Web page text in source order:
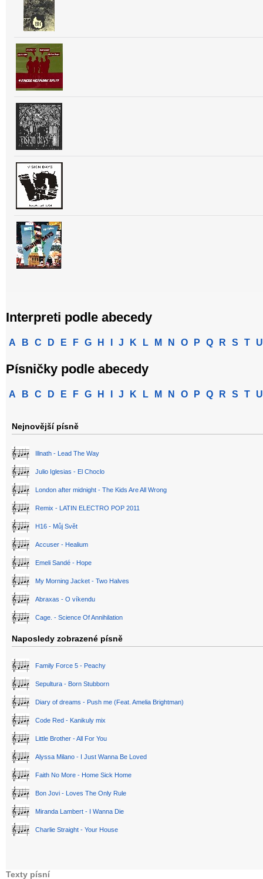
Interpreti podle abecedy
A B C D E F G H J K L M N O P Q R S T U
Písničky podle abecedy
A B C D E F G H J K L M N O P Q R S T U
Nejnovější písně
Illnath - Lead The Way
Julio Iglesias - El Choclo
London after midnight - The Kids Are All Wrong
Remix - LATIN ELECTRO POP 2011
H16 - Můj Svět
Accuser - Healium
Emeli Sandé - Hope
My Morning Jacket - Two Halves
Abraxas - O víkendu
Cage. - Science Of Annihilation
Naposledy zobrazené písně
Family Force 5 - Peachy
Sepultura - Born Stubborn
Diary of dreams - Push me (Feat. Amelia Brightman)
Code Red - Kanikuly mix
Little Brother - All For You
Alyssa Milano - I Just Wanna Be Loved
Faith No More - Home Sick Home
Bon Jovi - Loves The Only Rule
Miranda Lambert - I Wanna Die
Charlie Straight - Your House
Texty písní